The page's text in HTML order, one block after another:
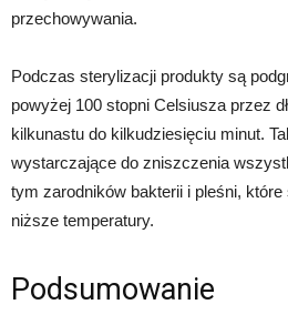
przechowywania.
Podczas sterylizacji produkty są
powyżej 100 stopni Celsiusza przez
kilkunastu do kilkudziesięciu minut.
wystarczające do zniszczenia
tym zarodników bakterii i pleśni, które
niższe temperatury.
Podsumowanie